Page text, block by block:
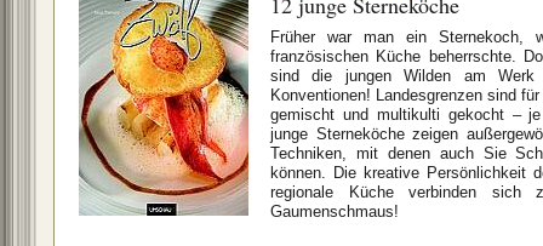
Früher war man ein Sternekoch,
französischen Küche beherrschte.
sind die jungen Wilden am
Konventionen! Landesgrenzen sind
gemischt und multikulti gekocht –
junge Sterneköche zeigen
Techniken, mit denen auch Sie
können. Die kreative Persönlichkeit
regionale Küche verbinden sich
Gaumenschmaus!